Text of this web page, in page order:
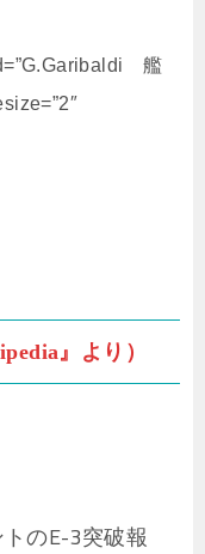
艦
』より）
のE-3突破報